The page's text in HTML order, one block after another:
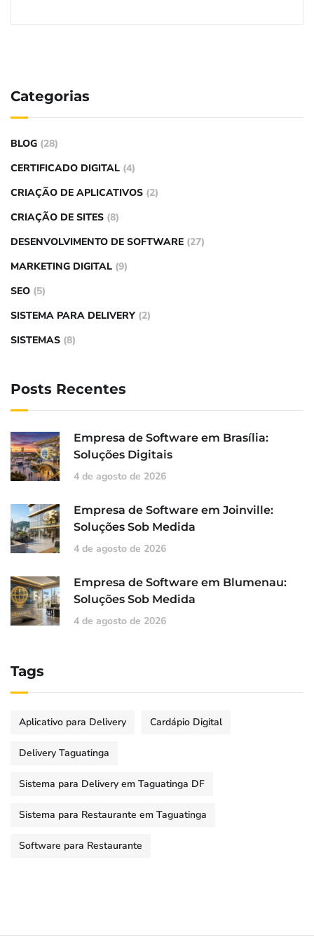
Categorias
BLOG (28)
CERTIFICADO DIGITAL (4)
CRIAÇÃO DE APLICATIVOS (2)
CRIAÇÃO DE SITES (8)
DESENVOLVIMENTO DE SOFTWARE (27)
MARKETING DIGITAL (9)
SEO (5)
SISTEMA PARA DELIVERY (2)
SISTEMAS (8)
Posts Recentes
Empresa de Software em Brasília:
Soluções Digitais
4 de agosto de 2026
Empresa de Software em Joinville:
Soluções Sob Medida
4 de agosto de 2026
Empresa de Software em Blumenau:
Soluções Sob Medida
4 de agosto de 2026
Tags
Aplicativo para Delivery Cardápio Digital
Delivery Taguatinga
Sistema para Delivery em Taguatinga DF
Sistema para Restaurante em Taguatinga
Software para Restaurante